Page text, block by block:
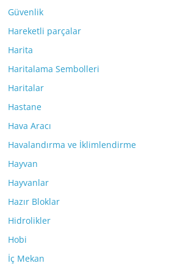
Güvenlik
Hareketli parçalar
Harita
Haritalama Sembolleri
Haritalar
Hastane
Hava Aracı
Havalandırma ve İklimlendirme
Hayvan
Hayvanlar
Hazır Bloklar
Hidrolikler
Hobi
İç Mekan